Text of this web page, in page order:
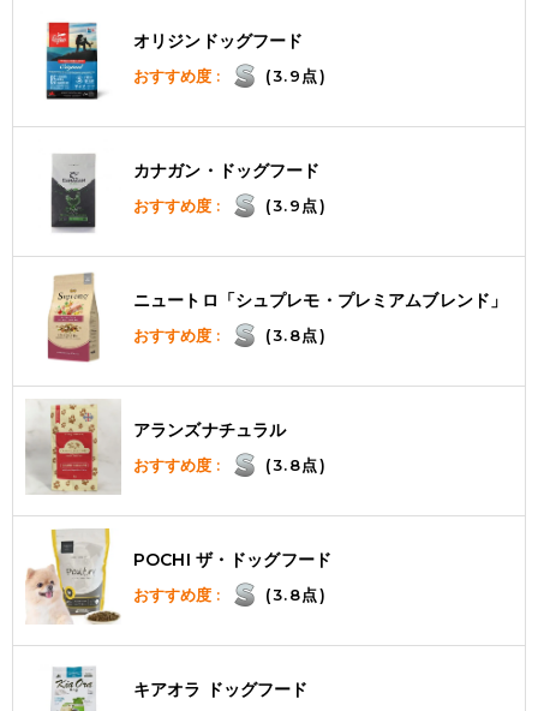
オリジンドッグフード
おすすめ度 : (3.9点)
カナガン・ドッグフード
おすすめ度 : (3.9点)
ニュートロ「シュプレモ・プレミアムブレンド」
おすすめ度 : (3.8点)
アランズナチュラル
おすすめ度 : (3.8点)
POCHI ザ・ドッグフード
おすすめ度 : (3.8点)
キアオラ ドッグフード